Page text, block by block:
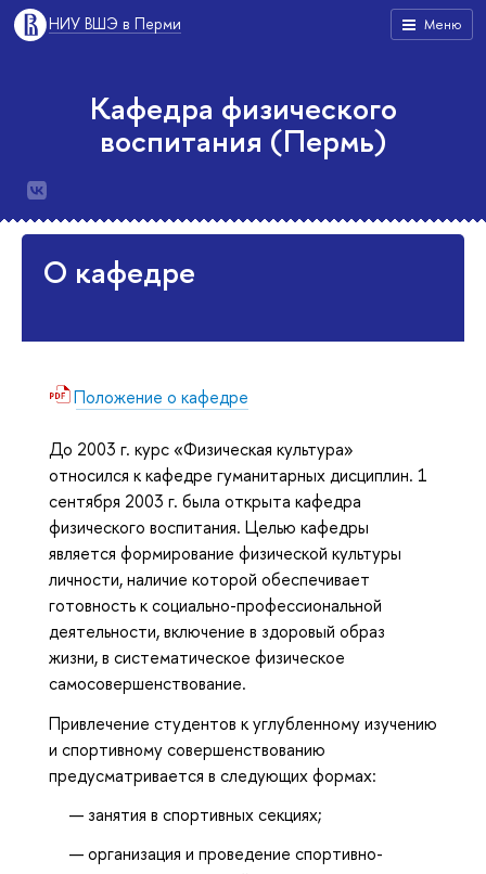
Меню
НИУ ВШЭ в Перми
Кафедра физического
воспитания (Пермь)
О кафедре
Положение о кафедре
До 2003 г. курс «Физическая культура»
относился к кафедре гуманитарных дисциплин. 1
сентября 2003 г. была открыта кафедра
физического воспитания. Целью кафедры
является формирование физической культуры
личности, наличие которой обеспечивает
готовность к социально-профессиональной
деятельности, включение в здоровый образ
жизни, в систематическое физическое
самосовершенствование.
Привлечение студентов к углубленному изучению
и спортивному совершенствованию
предусматривается в следующих формах:
занятия в спортивных секциях;
организация и проведение спортивно-